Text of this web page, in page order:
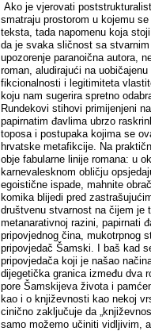
Ako je vjerovati
smatraju prostorom u kojemu
teksta, tada napomenu koja
da je svaka sličnost sa
upozorenje paranoična autora,
roman, aludirajući na
fikcionalnosti i legitimiteta
koju nam sugerira spretno
Rundekovi stihovi primijenjeni
papirnatim đavlima ubrzo
toposa i postupaka kojima se
hrvatske metafikcije. Na
obje fabularne linije romana: u
karnevalesknom obličju
egoistične ispade, mahnite
komika blijedi pred
društvenu stvarnost na čijem je
metanarativnoj razini, papirnati
pripovjednog čina, mukotrpnog
pripovjedač Šamski. I baš kad
pripovjedača koji je našao
dijegetička granica između dva
pore Šamskijeva života i
kao i o književnosti kao nekoj
cinično zaključuje da
samo možemo učiniti vidljivim,